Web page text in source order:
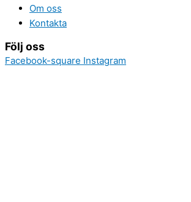
Om oss
Kontakta
Följ oss
Facebook-square Instagram